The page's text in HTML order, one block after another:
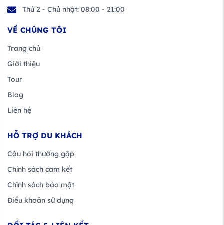
Thứ 2 - Chủ nhật: 08:00 - 21:00
VỀ CHÚNG TÔI
Trang chủ
Giới thiệu
Tour
Blog
Liên hệ
HỖ TRỢ DU KHÁCH
Câu hỏi thường gặp
Chính sách cam kết
Chính sách bảo mật
Điều khoản sử dụng